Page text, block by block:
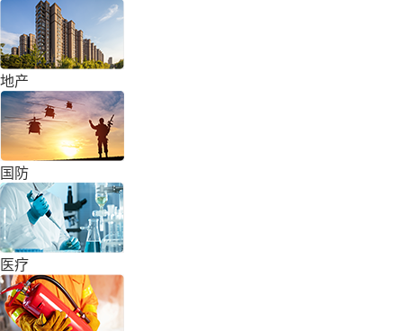
地产
国防
医疗